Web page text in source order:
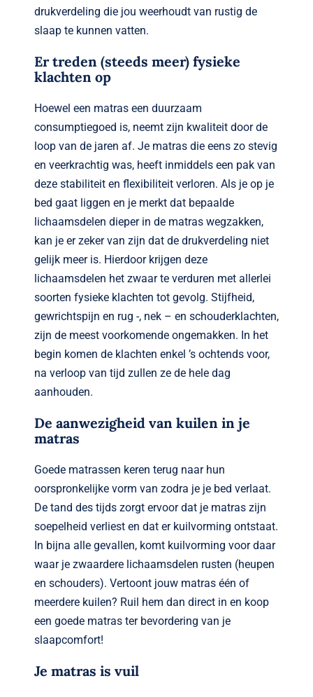
drukverdeling die jou weerhoudt van rustig de
slaap te kunnen vatten.
Er treden (steeds meer) fysieke
klachten op
Hoewel een matras een duurzaam
consumptiegoed is, neemt zijn kwaliteit door de
loop van de jaren af. Je matras die eens zo stevig
en veerkrachtig was, heeft inmiddels een pak van
deze stabiliteit en flexibiliteit verloren. Als je op je
bed gaat liggen en je merkt dat bepaalde
lichaamsdelen dieper in de matras wegzakken,
kan je er zeker van zijn dat de drukverdeling niet
gelijk meer is. Hierdoor krijgen deze
lichaamsdelen het zwaar te verduren met allerlei
soorten fysieke klachten tot gevolg. Stijfheid,
gewrichtspijn en rug -, nek – en schouderklachten,
zijn de meest voorkomende ongemakken. In het
begin komen de klachten enkel ’s ochtends voor,
na verloop van tijd zullen ze de hele dag
aanhouden.
De aanwezigheid van kuilen in je
matras
Goede matrassen keren terug naar hun
oorspronkelijke vorm van zodra je je bed verlaat.
De tand des tijds zorgt ervoor dat je matras zijn
soepelheid verliest en dat er kuilvorming ontstaat.
In bijna alle gevallen, komt kuilvorming voor daar
waar je zwaardere lichaamsdelen rusten (heupen
en schouders). Vertoont jouw matras één of
meerdere kuilen? Ruil hem dan direct in en koop
een goede matras ter bevordering van je
slaapcomfort!
Je matras is vuil